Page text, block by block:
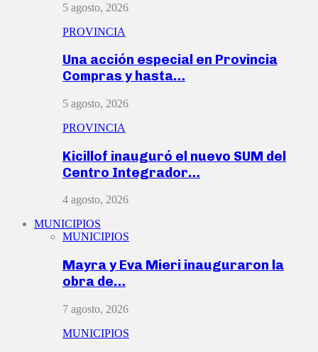
5 agosto, 2026
PROVINCIA
Una acción especial en Provincia
Compras y hasta…
5 agosto, 2026
PROVINCIA
Kicillof inauguró el nuevo SUM del
Centro Integrador…
4 agosto, 2026
MUNICIPIOS
MUNICIPIOS
Mayra y Eva Mieri inauguraron la
obra de…
7 agosto, 2026
MUNICIPIOS